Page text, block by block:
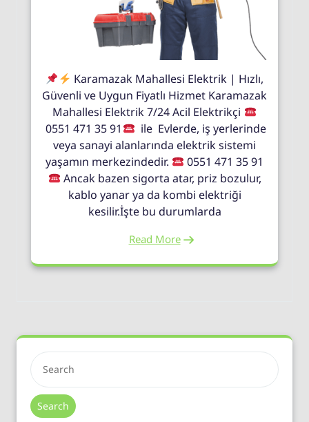
Karamazak Mahallesi Elektrik | Hızlı,
Güvenli ve Uygun Fiyatlı Hizmet Karamazak
Mahallesi Elektrik 7/24 Acil Elektrikçi
0551 471 35 91
ile Evlerde, iş yerlerinde
veya sanayi alanlarında elektrik sistemi
yaşamın merkezindedir.
0551 471 35 91
Ancak bazen sigorta atar, priz bozulur,
kablo yanar ya da kombi elektriği
kesilir.İşte bu durumlarda
Read More
Search